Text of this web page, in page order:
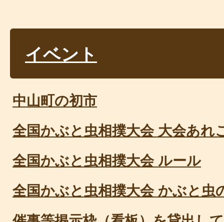
イベント
中山町の初市
全国かぶと虫相撲大会 大会あれ
全国かぶと虫相撲大会 ルール
全国かぶと虫相撲大会 かぶと虫